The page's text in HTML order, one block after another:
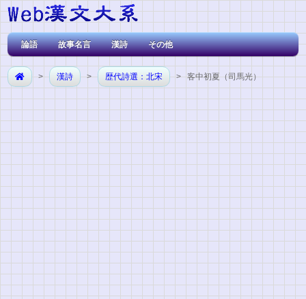
論語 故事名言 漢詩 その他
> 漢詩 > 歴代詩選：北宋 > 客中初夏（司馬光）